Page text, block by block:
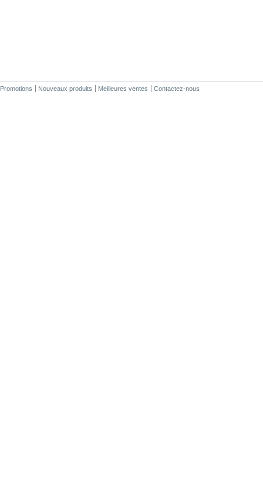
Promotions Nouveaux produits Meilleures ventes Contactez-nous